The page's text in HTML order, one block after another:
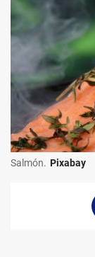
Salmón. Pixabay